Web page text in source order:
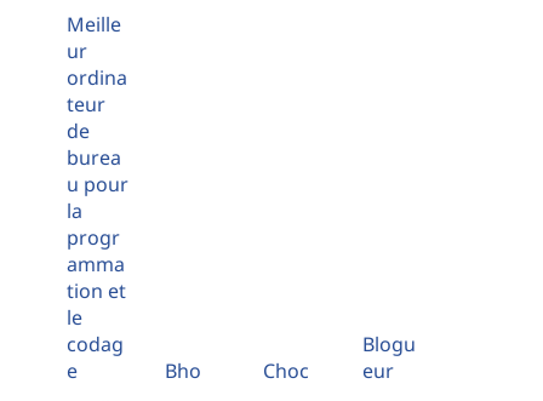
Meille
ur
ordina
teur
de
burea
u pour
la
progr
amma
tion et
le
codag
e
Bho Choc
Blogu
eur